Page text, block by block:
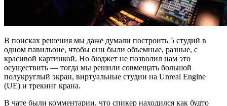
В поисках решения мы даже думали построить 5 студий в
одном павильоне, чтобы они были объемные, разные, с
красивой картинкой. Но бюджет не позволил нам это
осуществить — тогда мы решили совмещать большой
полукруглый экран, виртуальные студии на Unreal Engine
(UE) и трекинг крана.
В чате были комментарии, что спикер находился как будто